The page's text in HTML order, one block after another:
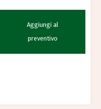
Aggiungi al
preventivo